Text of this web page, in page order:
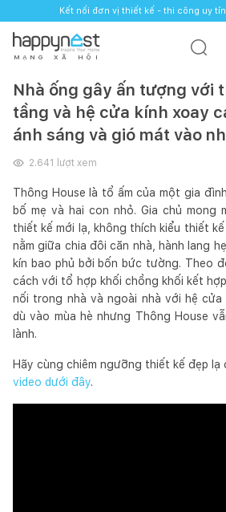
Kết nối đơn vị thiết kế - thi công uy
M Ạ N G X Ã H Ộ I
Nhà ống gây ấn tượng với
tầng và hệ cửa kính xoay
ánh sáng và gió mát vào
2.641 lượt xem
Thông House là tổ ấm của một gia
bố mẹ và hai con nhỏ. Gia chủ mong
thiết kế mới lạ, không thích kiểu thiết
nằm giữa chia đôi căn nhà, hành lang
kín bao phủ bởi bốn bức tường. Theo
cách với tổ hợp khối chồng khối kết
nối trong nhà và ngoài nhà với hệ cửa
dù vào mùa hè nhưng Thông House
lành.
Hãy cùng chiêm ngưỡng thiết kế đẹp lạ
video dưới đây.